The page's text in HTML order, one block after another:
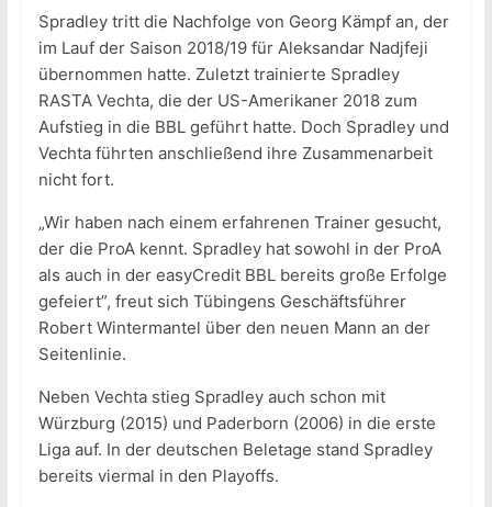
Spradley tritt die Nachfolge von Georg Kämpf an, der
im Lauf der Saison 2018/19 für Aleksandar Nadjfeji
übernommen hatte. Zuletzt trainierte Spradley
RASTA Vechta, die der US-Amerikaner 2018 zum
Aufstieg in die BBL geführt hatte. Doch Spradley und
Vechta führten anschließend ihre Zusammenarbeit
nicht fort.
„Wir haben nach einem erfahrenen Trainer gesucht,
der die ProA kennt. Spradley hat sowohl in der ProA
als auch in der easyCredit BBL bereits große Erfolge
gefeiert”, freut sich Tübingens Geschäftsführer
Robert Wintermantel über den neuen Mann an der
Seitenlinie.
Neben Vechta stieg Spradley auch schon mit
Würzburg (2015) und Paderborn (2006) in die erste
Liga auf. In der deutschen Beletage stand Spradley
bereits viermal in den Playoffs.